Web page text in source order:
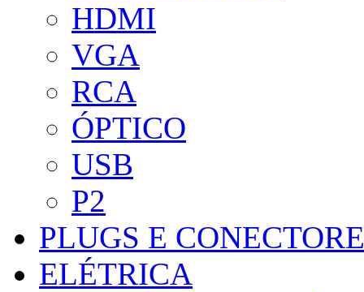
HDMI
VGA
RCA
ÓPTICO
USB
P2
PLUGS E
ELÉTRICA